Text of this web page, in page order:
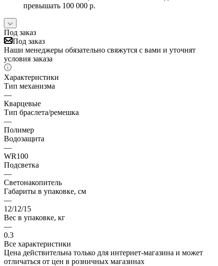
превышать 100 000 р.
Под заказ
Под заказ
Наши менеджеры обязательно свяжутся с вами и уточнят
условия заказа
Характеристики
Тип механизма
—
Кварцевые
Тип браслета/ремешка
—
Полимер
Водозащита
—
WR100
Подсветка
—
Светонакопитель
Габариты в упаковке, см
—
12/12/15
Вес в упаковке, кг
—
0.3
Все характеристики
Цена действительна только для интернет-магазина и может
отличаться от цен в розничных магазинах